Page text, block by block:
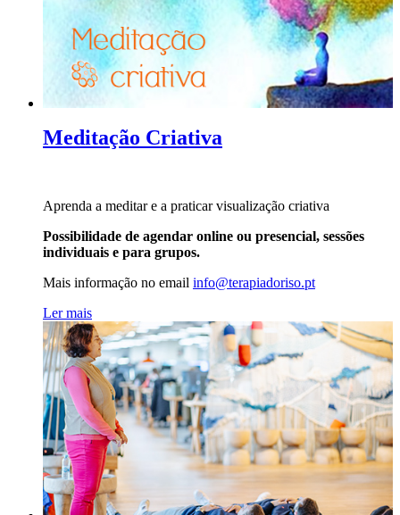
Meditação Criativa
Aprenda a meditar e a praticar visualização criativa
Possibilidade de agendar online ou presencial, sessões
individuais e para grupos.
Mais informação no email info@terapiadoriso.pt
Ler mais